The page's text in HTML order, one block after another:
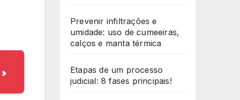
Prevenir infiltrações e
umidade: uso de cumeeiras,
calços e manta térmica
Etapas de um processo
judicial: 8 fases principais!